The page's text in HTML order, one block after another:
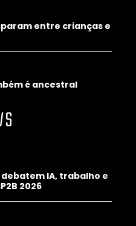
entre crianças e
é ancestral
IA, trabalho e
2026